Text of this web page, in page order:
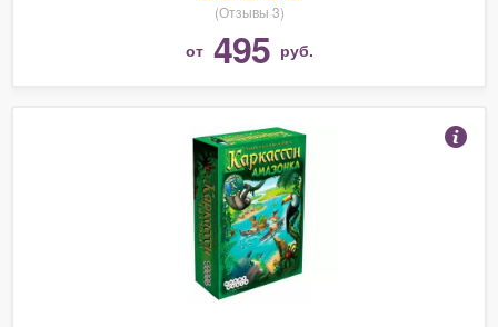
(Отзывы 3)
от 495 руб.